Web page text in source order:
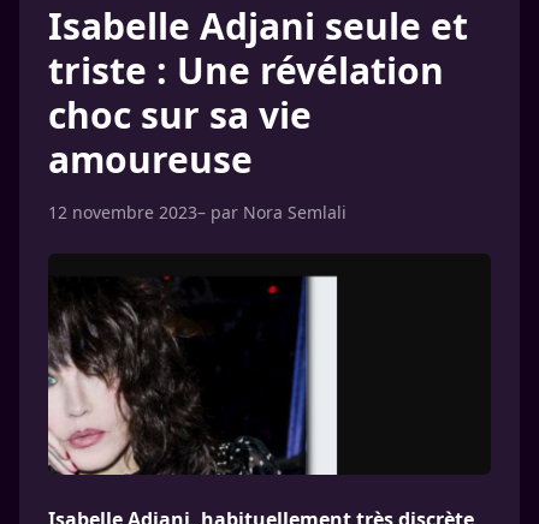
Isabelle Adjani seule et
triste : Une révélation
choc sur sa vie
amoureuse
12 novembre 2023– par Nora Semlali